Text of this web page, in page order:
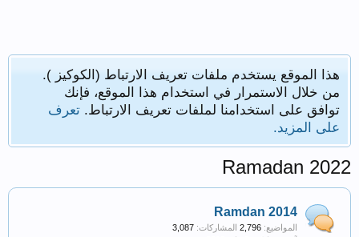
هذا الموقع يستخدم ملفات تعريف الارتباط (الكوكيز ).
من خلال الاستمرار في استخدام هذا الموقع، فإنك
توافق على استخدامنا لملفات تعريف الارتباط. تعرف
على المزيد.
Ramadan 2022
Ramdan 2014
المواضيع: 2,796 المشاركات: 3,087